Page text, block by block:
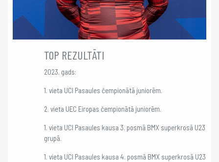
TOP REZULTĀTI
2023. gads:
1. vieta UCI Pasaules čempionātā juniorēm.
2. vieta UEC Eiropas čempionātā juniorēm.
1. vieta UCI Pasaules kausa 3. posmā BMX superkrosā U23
grupā.
1. vieta UCI Pasaules kausa 4. posmā BMX superkrosā U23